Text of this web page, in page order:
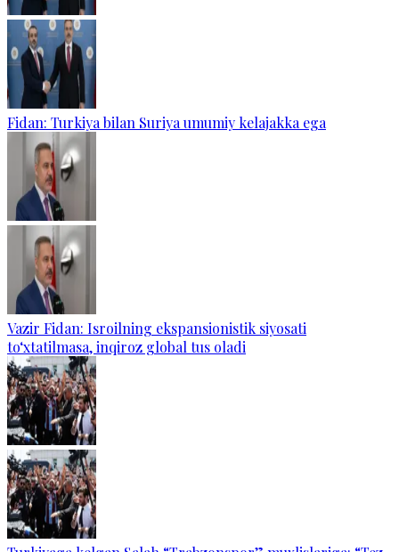
Fidan: Turkiya bilan Suriya umumiy kelajakka ega
Vazir Fidan: Isroilning ekspansionistik siyosati
to‘xtatilmasa, inqiroz global tus oladi